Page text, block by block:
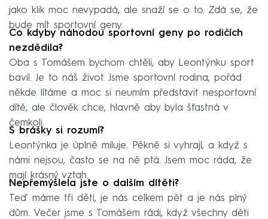
jako klik moc nevypadá, ale snaží se o to. Zdá se, že
bude mít sportovní geny.
Co kdyby náhodou sportovní geny po rodičích
nezdědila?
Oba s Tomášem bychom chtěli, aby Leontýnku sport
bavil. Je to náš život. Jsme sportovní rodina, pořád
někde lítáme a moc si neumím představit nesportovní
dítě, ale člověk chce, hlavně aby byla šťastná v
čemkoli.
S brášky si rozumí?
Leontýnka je úplně miluje. Pěkně si vyhrají, a­ když s
námi nejsou, často se na ně ptá. Jsem moc ráda, že
mají krásný vztah.
Nepřemýšlela jste o dalším dítěti?
Teď máme tři děti, je nás celkem pět a je nás plný
dům. Večer jsme s ­Tomášem rádi, když všechny děti